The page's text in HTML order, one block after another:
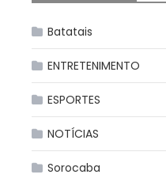
Batatais
ENTRETENIMENTO
ESPORTES
NOTÍCIAS
Sorocaba